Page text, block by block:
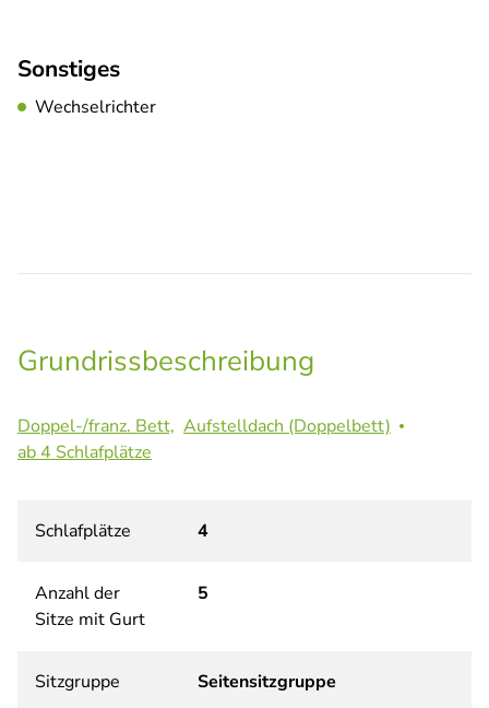
Sonstiges
Wechselrichter
Grundrissbeschreibung
Doppel-/franz. Bett, Aufstelldach (Doppelbett)
ab 4 Schlafplätze
Schlafplätze 4
Anzahl der
Sitze mit Gurt
5
Sitzgruppe Seitensitzgruppe